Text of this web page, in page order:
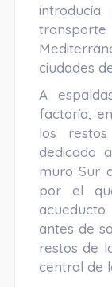
ciudades
A
factoría,
los
dedicado
muro Sur
por el
antes de
restos de
central de